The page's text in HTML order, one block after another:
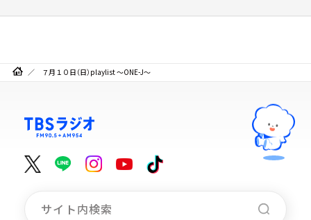
７月１０日（日）playlist ～ONE-J～